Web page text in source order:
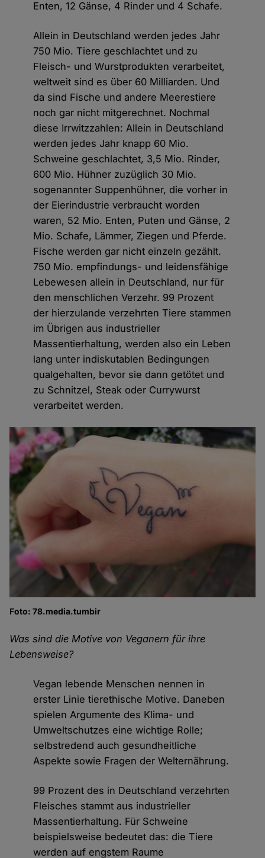
Enten, 12 Gänse, 4 Rinder und 4 Schafe.
Allein in Deutschland werden jedes Jahr
750 Mio. Tiere geschlachtet und zu
Fleisch- und Wurstprodukten verarbeitet,
weltweit sind es über 60 Milliarden. Und
da sind Fische und andere Meerestiere
noch gar nicht mitgerechnet. Nochmal
diese Irrwitzzahlen: Allein in Deutschland
werden jedes Jahr knapp 60 Mio.
Schweine geschlachtet, 3,5 Mio. Rinder,
600 Mio. Hühner zuzüglich 30 Mio.
sogenannter Suppenhühner, die vorher in
der Eierindustrie verbraucht worden
waren, 52 Mio. Enten, Puten und Gänse, 2
Mio. Schafe, Lämmer, Ziegen und Pferde.
Fische werden gar nicht einzeln gezählt.
750 Mio. empfindungs- und leidensfähige
Lebewesen allein in Deutschland, nur für
den menschlichen Verzehr. 99 Prozent
der hierzulande verzehrten Tiere stammen
im Übrigen aus industrieller
Massentierhaltung, werden also ein Leben
lang unter indiskutablen Bedingungen
qualgehalten, bevor sie dann getötet und
zu Schnitzel, Steak oder Currywurst
verarbeitet werden.
Foto: 78.media.tumbir
Was sind die Motive von Veganern für ihre
Lebensweise?
Vegan lebende Menschen nennen in
erster Linie tierethische Motive. Daneben
spielen Argumente des Klima- und
Umweltschutzes eine wichtige Rolle;
selbstredend auch gesundheitliche
Aspekte sowie Fragen der Welternährung.
99 Prozent des in Deutschland verzehrten
Fleisches stammt aus industrieller
Massentierhaltung. Für Schweine
beispielsweise bedeutet das: die Tiere
werden auf engstem Raume